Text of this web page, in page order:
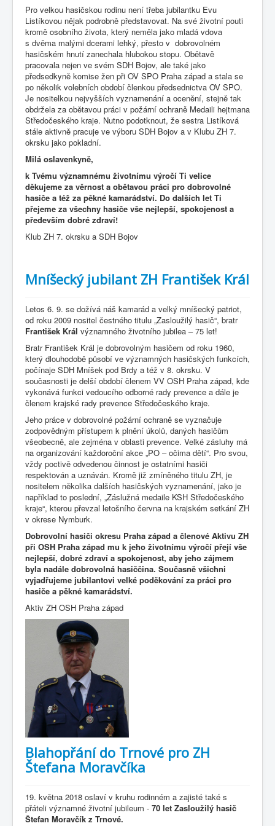
Pro velkou hasičskou rodinu není třeba jubilantku Evu
Listíkovou nějak podrobně představovat. Na své životní pouti
kromě osobního života, který neměla jako mladá vdova
s dvěma malými dcerami lehký, přesto v dobrovolném
hasičském hnutí zanechala hlubokou stopu. Obětavě
pracovala nejen ve svém SDH Bojov, ale také jako
předsedkyně komise žen při OV SPO Praha západ a stala se
po několik volebních období členkou předsednictva OV SPO.
Je nositelkou nejvyšších vyznamenání a ocenění, stejně tak
obdržela za obětavou práci v požární ochraně Medaili hejtmana
Středočeského kraje. Nutno podotknout, že sestra Listíková
stále aktivně pracuje ve výboru SDH Bojov a v Klubu ZH 7.
okrsku jako pokladní.
Milá oslavenkyně,
k Tvému významnému životnímu výročí Ti velice
děkujeme za věrnost a obětavou práci pro dobrovolné
hasiče a též za pěkné kamarádství. Do dalších let Ti
přejeme za všechny hasiče vše nejlepší, spokojenost a
především dobré zdraví!
Klub ZH 7. okrsku a SDH Bojov
Mníšecký jubilant ZH František Král
Letos 6. 9. se dožívá náš kamarád a velký mníšecký patriot,
od roku 2009 nositel čestného titulu „Zasloužilý hasič“, bratr
František Král významného životního jubilea – 75 let!
Bratr František Král je dobrovolným hasičem od roku 1960,
který dlouhodobě působí ve významných hasičských funkcích,
počínaje SDH Mníšek pod Brdy a též v 8. okrsku. V
současnosti je delší období členem VV OSH Praha západ, kde
vykonává funkci vedoucího odborné rady prevence a dále je
členem krajské rady prevence Středočeského kraje.
Jeho práce v dobrovolné požární ochraně se vyznačuje
zodpovědným přístupem k plnění úkolů, daných hasičům
všeobecně, ale zejména v oblasti prevence. Velké zásluhy má
na organizování každoroční akce „PO – očima dětí“. Pro svou,
vždy poctivě odvedenou činnost je ostatními hasiči
respektován a uznáván. Kromě již zmíněného titulu ZH, je
nositelem několika dalších hasičských vyznamenání, jako je
například to poslední, „Záslužná medaile KSH Středočeského
kraje“, kterou převzal letošního června na krajském setkání ZH
v okrese Nymburk.
Dobrovolní hasiči okresu Praha západ a členové Aktivu ZH
při OSH Praha západ mu k jeho životnímu výročí přejí vše
nejlepší, dobré zdraví a spokojenost, aby jeho zájmem
byla nadále dobrovolná hasiččina. Současně všichni
vyjadřujeme jubilantovi velké poděkování za práci pro
hasiče a pěkné kamarádství.
Aktiv ZH OSH Praha západ
Blahopřání do Trnové pro ZH
Štefana Moravčíka
19. května 2018 oslaví v kruhu rodinném a zajisté také s
přáteli významné životní jubileum - 70 let Zasloužilý hasič
Štefan Moravčík z Trnové.